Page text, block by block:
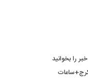
را بخوانید
کرج+ساعات